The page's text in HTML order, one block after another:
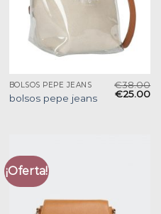
BOLSOS PEPE JEANS
bolsos pepe jeans
€38.00
€25.00
¡Oferta!